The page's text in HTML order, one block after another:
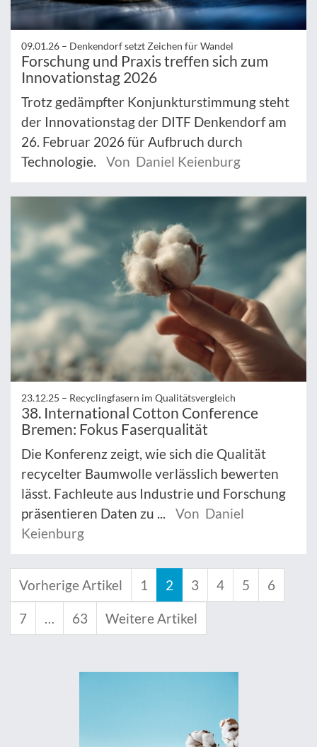
09.01.26 – Denkendorf setzt Zeichen für Wandel
Forschung und Praxis treffen sich zum
Innovationstag 2026
Trotz gedämpfter Konjunkturstimmung steht
der Innovationstag der DITF Denkendorf am
26. Februar 2026 für Aufbruch durch
Technologie.
Von Daniel Keienburg
23.12.25 – Recyclingfasern im Qualitätsvergleich
38. International Cotton Conference
Bremen: Fokus Faserqualität
Die Konferenz zeigt, wie sich die Qualität
recycelter Baumwolle verlässlich bewerten
lässt. Fachleute aus Industrie und Forschung
präsentieren Daten zu ...
Von Daniel
Keienburg
Vorherige Artikel 1 2 3 4 5 6
7 … 63 Weitere Artikel